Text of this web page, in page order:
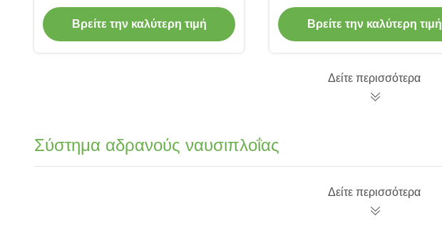
Βρείτε την καλύτερη τιμή
γρήγορη ανταπόκριση
Βρείτε την καλύτερη τιμή
Δείτε περισσότερα
Σύστημα αδρανούς ναυσιπλοΐας
Δείτε περισσότερα